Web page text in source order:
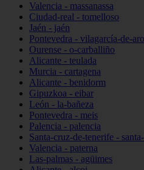
Valencia - massanassa
Ciudad-real - tomelloso
Jaén - jaén
Pontevedra - vilagarcía-de-
Ourense - o-carballiño
Alicante - teulada
Murcia - cartagena
Alicante - benidorm
Gipuzkoa - eibar
León - la-bañeza
Pontevedra - meis
Palencia - palencia
Santa-cruz-de-tenerife -
Valencia - paterna
Las-palmas - agüimes